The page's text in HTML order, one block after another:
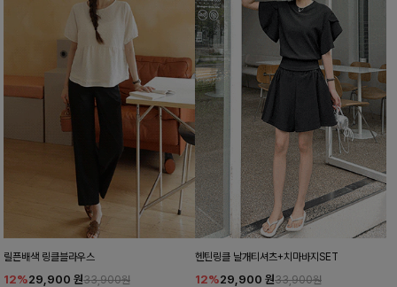
릴픈배색 링클블라우스
12%29,900 원33,900원
헨틴링클 날개티셔츠+치마바지SET
12%29,900 원33,900원